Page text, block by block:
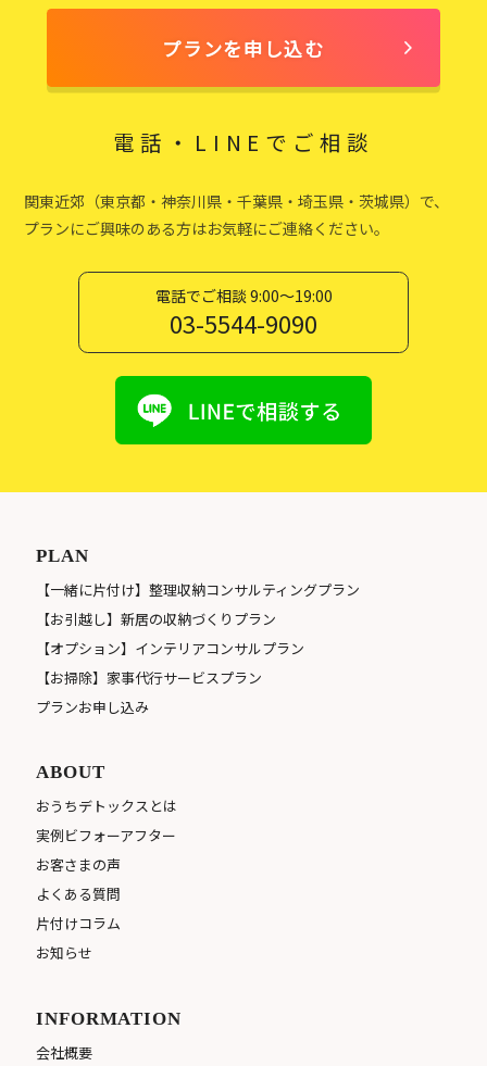
プランを申し込む
電話・LINEでご相談
関東近郊（東京都・神奈川県・千葉県・埼玉県・茨城県）で、
プランにご興味のある方はお気軽にご連絡ください。
電話でご相談 9:00〜19:00
03-5544-9090
PLAN
【一緒に片付け】整理収納コンサルティングプラン
【お引越し】新居の収納づくりプラン
【オプション】インテリアコンサルプラン
【お掃除】家事代行サービスプラン
プランお申し込み
ABOUT
おうちデトックスとは
実例ビフォーアフター
お客さまの声
よくある質問
片付けコラム
お知らせ
INFORMATION
会社概要